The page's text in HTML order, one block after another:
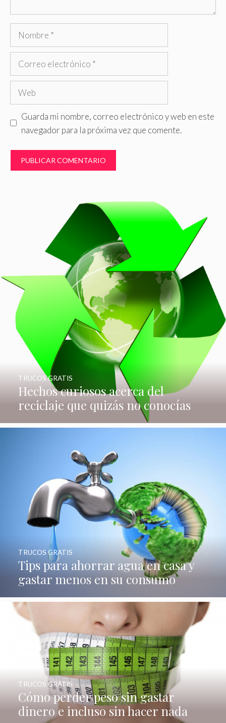
Nombre
Correo
Web
Guarda mi nombre, correo electrónico y web en este
navegador para la próxima vez que comente.
Hechos curiosos acerca del
reciclaje que quizás no conocías
TRUCOS GRATIS
Tips para ahorrar agua en casa y
gastar menos en su consumo
TRUCOS GRATIS
Cómo perder peso sin gastar
dinero e incluso sin hacer nada
TRUCOS GRATIS